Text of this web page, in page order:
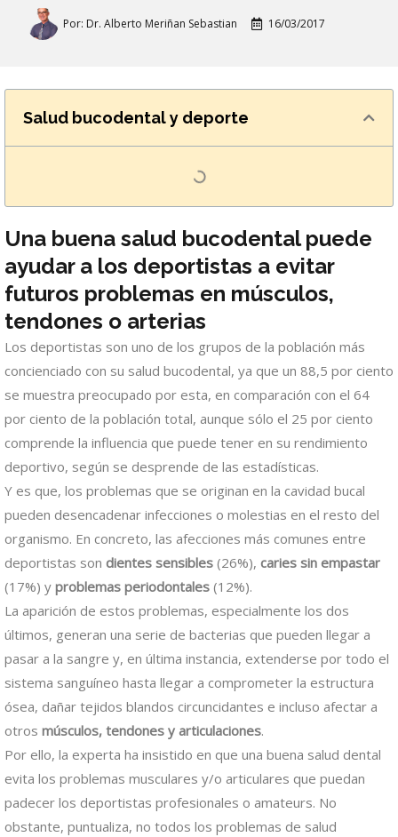
Por: Dr. Alberto Meriñan Sebastian 16/03/2017
Salud bucodental y deporte
Una buena salud bucodental puede
ayudar a los deportistas a evitar
futuros problemas en músculos,
tendones o arterias
Los deportistas son uno de los grupos de la población más
concienciado con su salud bucodental, ya que un 88,5 por ciento
se muestra preocupado por esta, en comparación con el 64
por ciento de la población total, aunque sólo el 25 por ciento
comprende la influencia que puede tener en su rendimiento
deportivo, según se desprende de las estadísticas.
Y es que, los problemas que se originan en la cavidad bucal
pueden desencadenar infecciones o molestias en el resto del
organismo. En concreto, las afecciones más comunes entre
deportistas son dientes sensibles (26%), caries sin empastar
(17%) y problemas periodontales (12%).
La aparición de estos problemas, especialmente los dos
últimos, generan una serie de bacterias que pueden llegar a
pasar a la sangre y, en última instancia, extenderse por todo el
sistema sanguíneo hasta llegar a comprometer la estructura
ósea, dañar tejidos blandos circuncidantes e incluso afectar a
otros músculos, tendones y articulaciones.
Por ello, la experta ha insistido en que una buena salud dental
evita los problemas musculares y/o articulares que puedan
padecer los deportistas profesionales o amateurs. No
obstante, puntualiza, no todos los problemas de salud